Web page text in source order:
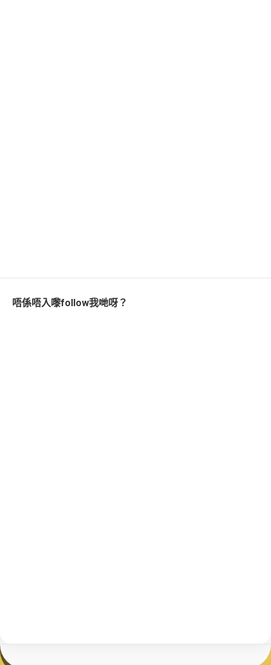
唔係唔入嚟follow我哋呀？